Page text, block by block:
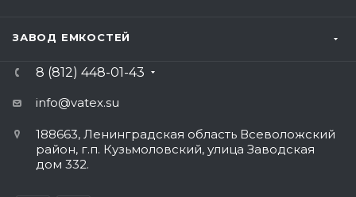
ЗАВОД ЕМКОСТЕЙ
8 (812) 448-01-43
info@vatex.su
188663, Ленинградская область Всеволожский
район, г.п. Кузьмоловский, улица Заводская
дом 332.